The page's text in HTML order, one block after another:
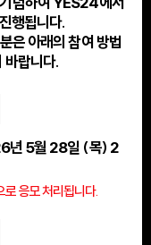
행됩니다.
은 아래의 참여 방법
바랍니다.
5월 28일 (목) 2
응모 처리됩니다.